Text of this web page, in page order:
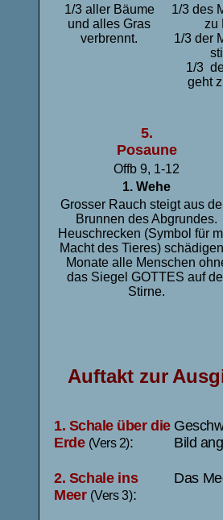
1/3 aller Bäume
und alles Gras
verbrennt.
1/3 des
zu
1/3 der
1/3
geht
5.
Posaune
Offb 9, 1-12
1. Wehe
Grosser Rauch steigt aus
Brunnen des Abgrundes.
Heuschrecken (Symbol für
Macht des Tieres)
Monate alle Menschen
das Siegel GOTTES auf
Stirne.
Auftakt zur
1. Schale über die
Erde (Vers 2):
Bild
2. Schale ins
Meer (Vers 3):
Das